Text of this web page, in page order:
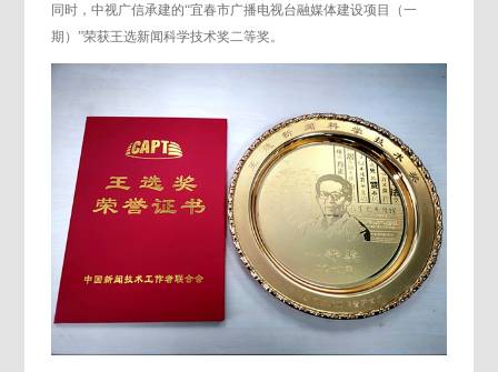
同时，中视广信承建的“宜春市广播电视台融媒体建设项目（一
期）”荣获王选新闻科学技术奖二等奖。